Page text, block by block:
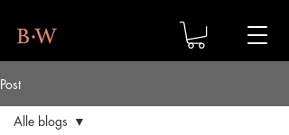
Post
Alle blogs